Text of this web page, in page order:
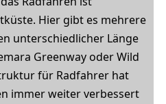
Hier gibt es mehrere
unterschiedlicher Länge
Greenway oder Wild
für Radfahrer hat
immer weiter verbessert